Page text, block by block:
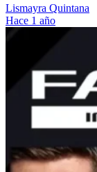
Lismayra Quintana
Hace 1 año